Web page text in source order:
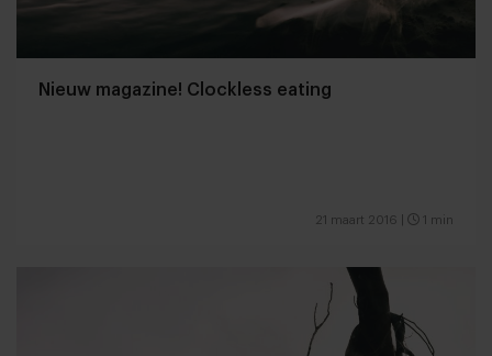
Nieuw magazine! Clockless eating
21 maart 2016 1 min